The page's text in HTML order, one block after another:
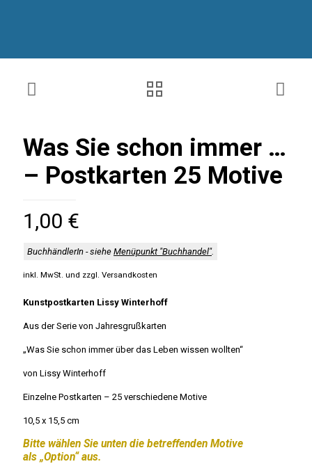
Was Sie schon immer …
– Postkarten 25 Motive
1,00 €
BuchhändlerIn - siehe Menüpunkt "Buchhandel".
inkl. MwSt.
Kunstpostkarten Lissy Winterhoff
Aus der Serie von Jahresgrußkarten
„Was Sie schon immer über das Leben wissen wollten“
von Lissy Winterhoff
Einzelne Postkarten – 25 verschiedene Motive
10,5 x 15,5 cm
Bitte wählen Sie unten die betreffenden Motive
als „Option“ aus.